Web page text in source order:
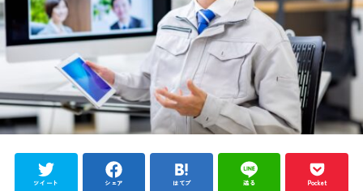
ツイート シェア はてブ 送る Pocket